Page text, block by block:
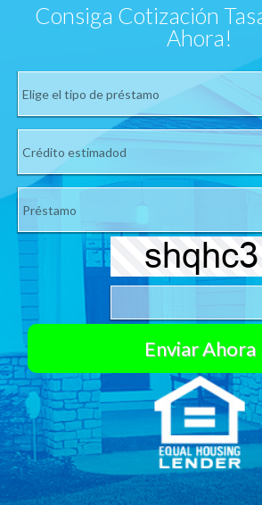
Consiga Cotización
Ahora!
Si su número no es válido no le